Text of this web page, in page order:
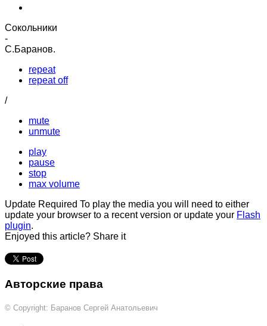
Сокольники
-
С.Баранов.
repeat
repeat off
/
mute
unmute
play
pause
stop
max volume
Update Required To play the media you will need to either
update your browser to a recent version or update your Flash
plugin.
Enjoyed this article? Share it
Авторские права
© Copyright: Баранов Сергей Анатольевич